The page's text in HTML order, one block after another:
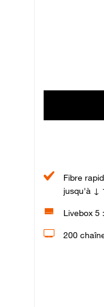
Fibre
jusqu'à ↓
Livebox 5
200